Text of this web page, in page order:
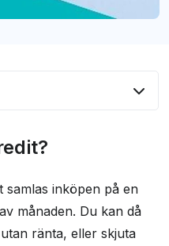
krediten
kortkredit
inköpen på en
månaden. Du kan då
ränta, eller skjuta